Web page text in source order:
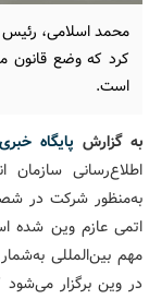
محمد اسلامی، رئیس
کرد که وضع قانون
است.
به گزارش پایگاه
اطلاع‌رسانی
به‌منظور شرکت در
اتمی عازم وین شده
مهم بین‌المللی
در وین برگزار